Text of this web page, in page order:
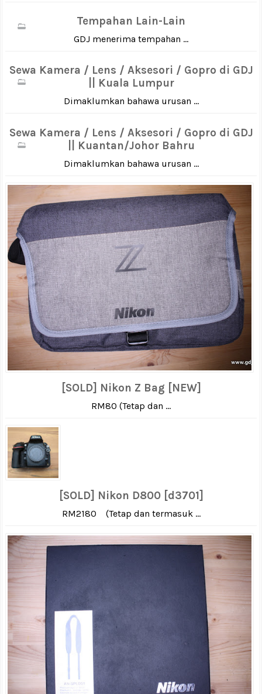
Tempahan Lain-Lain
GDJ menerima tempahan ...
Sewa Kamera / Lens / Aksesori / Gopro di GDJ
|| Kuala Lumpur
Dimaklumkan bahawa urusan ...
Sewa Kamera / Lens / Aksesori / Gopro di GDJ
|| Kuantan/Johor Bahru
Dimaklumkan bahawa urusan ...
[SOLD] Nikon Z Bag [NEW]
RM80 (Tetap dan ...
[SOLD] Nikon D800 [d3701]
RM2180 (Tetap dan termasuk ...